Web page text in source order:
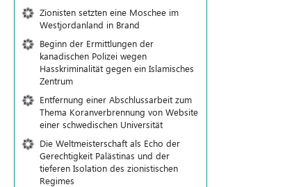
Zionisten setzten eine Moschee im
Westjordanland in Brand
Beginn der Ermittlungen der
kanadischen Polizei wegen
Hasskriminalität gegen ein Islamisches
Zentrum
Entfernung einer Abschlussarbeit zum
Thema Koranverbrennung von Website
einer schwedischen Universität
Die Weltmeisterschaft als Echo der
Gerechtigkeit Palästinas und der
tieferen Isolation des zionistischen
Regimes